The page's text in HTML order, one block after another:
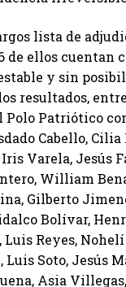
lista de
de ellos cuentan
y sin
resultados,
Polo Patriótico
Cabello, Cilia
Varela, Jesús
William
Gilberto
Bolívar,
Luis Reyes,
Luis Soto, Jesús
Asia